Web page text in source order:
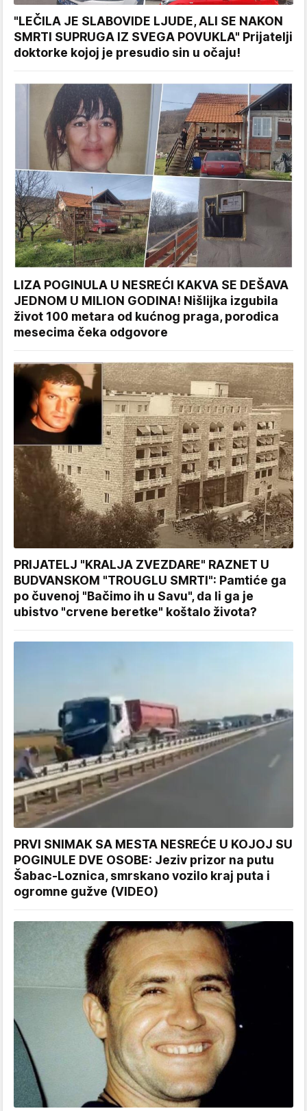
"LEČILA JE SLABOVIDE LJUDE, ALI SE NAKON
SMRTI SUPRUGA IZ SVEGA POVUKLA" Prijatelji
doktorke kojoj je presudio sin u očaju!
LIZA POGINULA U NESREĆI KAKVA SE DEŠAVA
JEDNOM U MILION GODINA! Nišlijka izgubila
život 100 metara od kućnog praga, porodica
mesecima čeka odgovore
PRIJATELJ "KRALJA ZVEZDARE" RAZNET U
BUDVANSKOM "TROUGLU SMRTI": Pamtiće ga
po čuvenoj "Bačimo ih u Savu", da li ga je
ubistvo "crvene beretke" koštalo života?
PRVI SNIMAK SA MESTA NESREĆE U KOJOJ SU
POGINULE DVE OSOBE: Jeziv prizor na putu
Šabac-Loznica, smrskano vozilo kraj puta i
ogromne gužve (VIDEO)